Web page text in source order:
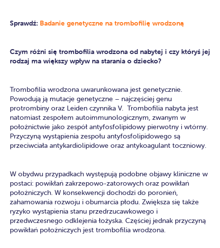
Sprawdź: Badanie genetyczne na trombofilię wrodzoną
Czym różni się trombofilia wrodzona od nabytej i czy któryś jej
rodzaj ma większy wpływ na starania o dziecko?
Trombofilia wrodzona uwarunkowana jest genetycznie.
Powodują ją mutacje genetyczne – najczęściej genu
protrombiny oraz Leiden czynnika V. Trombofilia nabyta jest
natomiast zespołem autoimmunologicznym, zwanym w
położnictwie jako zespół antyfosfolipidowy pierwotny i wtórny.
Przyczyną wystąpienia zespołu antyfosfolipidowego są
przeciwciała antykardiolipidowe oraz antykoagulant toczniowy.
W obydwu przypadkach występują podobne objawy kliniczne w
postaci: powikłań zakrzepowo-zatorowych oraz powikłań
położniczych. W konsekwencji dochodzi do poronień,
zahamowania rozwoju i obumarcia płodu. Zwiększa się także
ryzyko wystąpienia stanu przedrzucawkowego i
przedwczesnego odklejenia łożyska. Częściej jednak przyczyną
powikłań położniczych jest trombofilia wrodzona.